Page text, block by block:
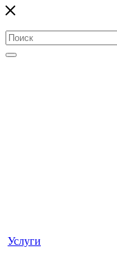
Услуги